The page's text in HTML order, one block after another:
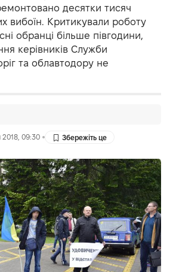
десятки тисяч
вибоїн. Критикували роботу
обранці більше півгодини,
керівників Служби
та облавтодору не
2018, 09:30